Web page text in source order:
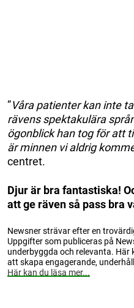
”Våra patienter kan inte
rävens spektakulära
ögonblick han tog för att
är minnen vi aldrig
centret.
Djur är bra fantastiska!
att ge räven så pass bra
Newsner strävar efter en
Uppgifter som publiceras på
underbyggda och relevanta.
att skapa engagerande,
Här kan du läsa mer...